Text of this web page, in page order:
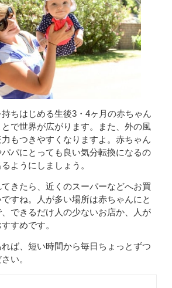
ちはじめる生後3・4ヶ月の赤ちゃん
で世界が広がります。また、外の風
もつきやすくなりますよ。赤ちゃん
パにとっても良い気分転換になるの
ようにしましょう。
きたら、近くのスーパーなどへお買
すね。人が多い場所は赤ちゃんにと
できるだけ人の少ないお店か、人が
すめです。
ば、短い時間から毎日ちょっとずつ
い。